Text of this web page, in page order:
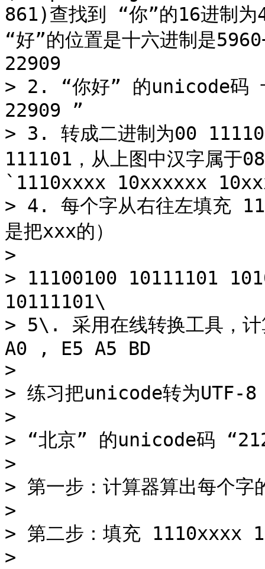
861)查找到 “你”的16进制为
“好”的位置是十六进制是
22909
> 2. “你好” 的unicode码
22909 ”
> 3. 转成二进制为00
111101，从上图中汉字属于
`1110xxxx 10xxxxxx
> 4. 每个字从右往左填充
是把xxx的）
>
> 11100100 10111101
10111101\
> 5\. 采用在线转换工具，计
A0 , E5 A5 BD
>
> 练习把unicode转为UTF-8
>
> “北京” 的unicode码
>
> 第一步：计算器算出每个字
>
> 第二步：填充 1110xxxx
>